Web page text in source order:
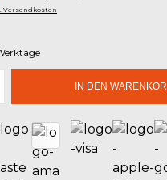
Versandkosten
Gib den
IN DEN